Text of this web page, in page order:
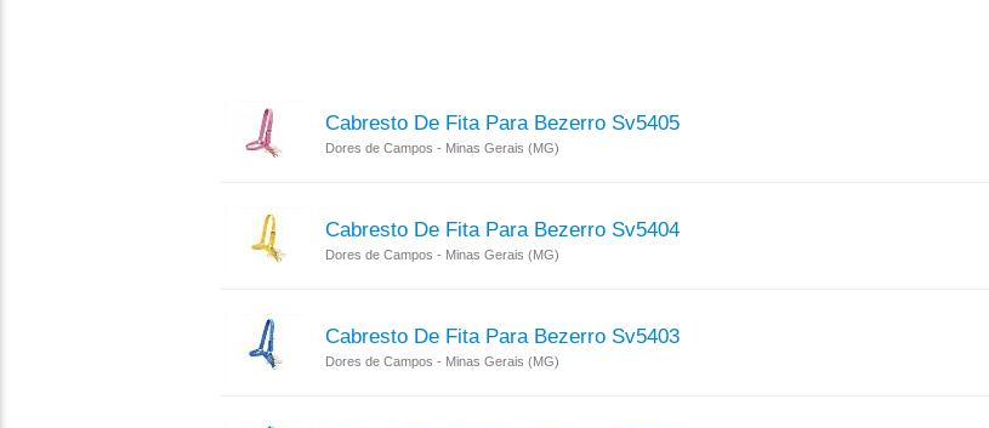
Cabresto De Fita Para Bezerro Sv5405
Dores de Campos - Minas Gerais (MG)
Cabresto De Fita Para Bezerro Sv5404
Dores de Campos - Minas Gerais (MG)
Cabresto De Fita Para Bezerro Sv5403
Dores de Campos - Minas Gerais (MG)